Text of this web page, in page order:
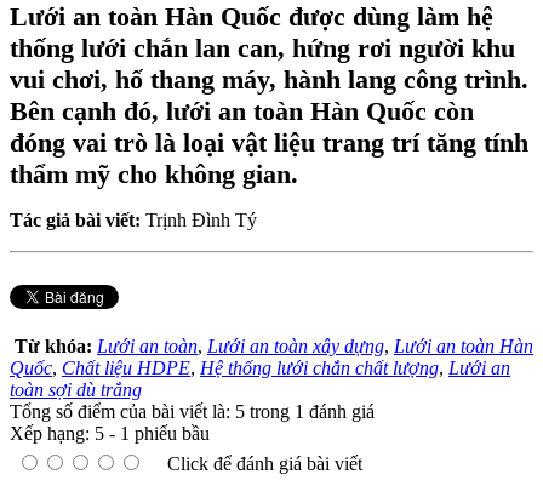
Lưới an toàn Hàn Quốc được dùng làm hệ
thống lưới chắn lan can, hứng rơi người khu
vui chơi, hố thang máy, hành lang công trình.
Bên cạnh đó, lưới an toàn Hàn Quốc còn
đóng vai trò là loại vật liệu trang trí tăng tính
thẩm mỹ cho không gian.
Tác giả bài viết: Trịnh Đình Tý
Từ khóa: Lưới an toàn, Lưới an toàn xây dựng, Lưới an toàn Hàn
Quốc, Chất liệu HDPE, Hệ thống lưới chắn chất lượng, Lưới an
toàn sợi dù trắng
Tổng số điểm của bài viết là: 5 trong 1 đánh giá
Xếp hạng: 5 - 1 phiếu bầu
Click để đánh giá bài viết